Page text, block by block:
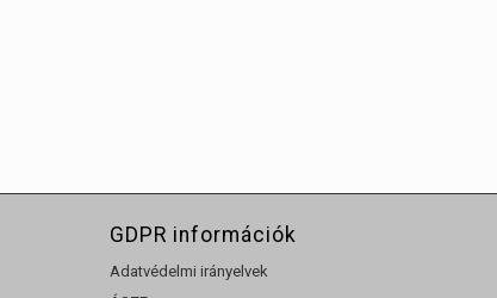
GDPR információk
Adatvédelmi irányelvek